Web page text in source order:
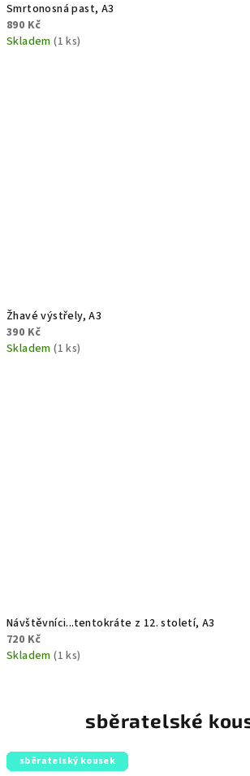
Smrtonosná past, A3
890 Kč
Skladem(1 ks)
Žhavé výstřely, A3
390 Kč
Skladem(1 ks)
Návštěvníci...tentokráte z 12. století, A3
720 Kč
Skladem(1 ks)
sběratelské
sběratelský kousek
sběratelský kousek
sběratelský kousek
sběratelský kousek
sběratelský kousek
sběratelský kousek
sběratelský kousek
sběratelský kousek
sběratelský kousek
sběratelský kousek